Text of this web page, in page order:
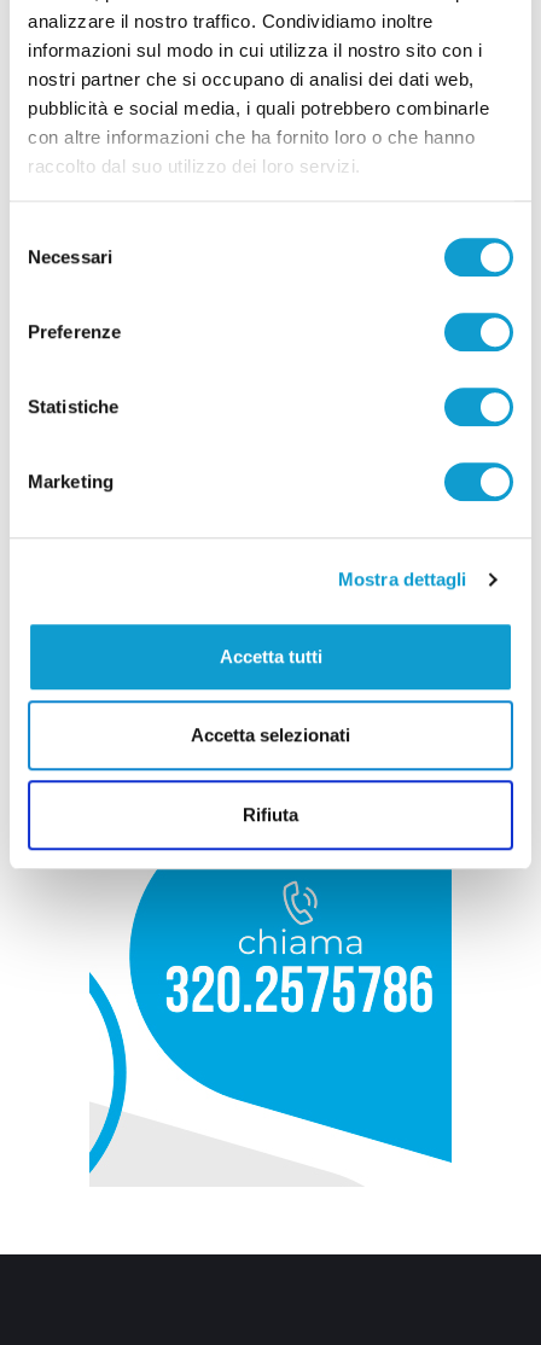
analizzare il nostro traffico. Condividiamo inoltre
informazioni sul modo in cui utilizza il nostro sito con i
nostri partner che si occupano di analisi dei dati web,
pubblicità e social media, i quali potrebbero combinarle
con altre informazioni che ha fornito loro o che hanno
raccolto dal suo utilizzo dei loro servizi.
delNecessari
Preferenze
Statistiche
Marketing
Mostra dettagli
Accetta tutti
Accetta selezionati
Rifiuta